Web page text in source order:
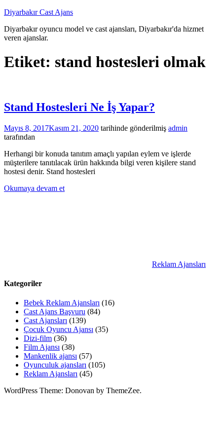
İçeriğe
Diyarbakır Cast Ajans
Diyarbakır oyuncu model ve cast ajansları, Diyarbakır'da hizmet
veren ajanslar.
Etiket: stand hostesleri olmak
Stand Hostesleri Ne İş Yapar?
Mayıs 8, 2017Kasım 21, 2020 tarihinde gönderilmiş admin
tarafından
Herhangi bir konuda tanıtım amaçlı yapılan eylem ve işlerde
müşterilere tanıtılacak ürün hakkında bilgi veren kişilere stand
hostesi denir. Stand hostesleri
Okumaya devam et
Reklam Ajansları
Kategoriler
Bebek Reklam Ajansları (16)
Cast Ajans Başvuru (84)
Cast Ajansları (139)
Çocuk Oyuncu Ajansı (35)
Dizi-film (36)
Film Ajansı (38)
Mankenlik ajansı (57)
Oyunculuk ajansları (105)
Reklam Ajansları (45)
WordPress Theme: Donovan by ThemeZee.